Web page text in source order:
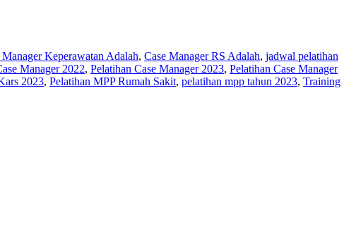
Manager Keperawatan Adalah, Case Manager RS Adalah, jadwal pelatihan
Manager 2022, Pelatihan Case Manager 2023, Pelatihan Case Manager
2023, Pelatihan MPP Rumah Sakit, pelatihan mpp tahun 2023, Training